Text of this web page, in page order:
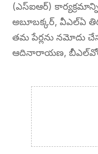
(ఎస్‌ఐఆర్)
అబూబక్కర్, వీఎల్ఏ
తమ పేర్లను నమోదు
ఆదినారాయణ, బీఎల్‌వోలు